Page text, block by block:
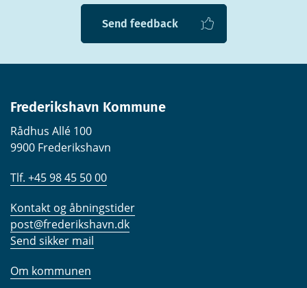
Send feedback
Frederikshavn Kommune
Rådhus Allé 100
9900 Frederikshavn
Tlf. +45 98 45 50 00
Kontakt og åbningstider
post@frederikshavn.dk
Send sikker mail
Om kommunen